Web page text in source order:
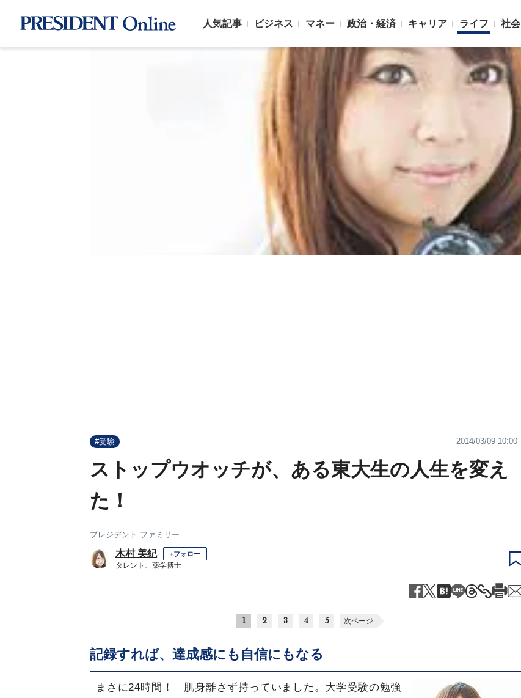
人気記事 ビジネス マネー 政治・経済 キャリア ライフ 社会
#受験 2014/03/09 10:00
ストップウオッチが、ある東大生の人生を変え
た！
プレジデント ファミリー
木村 美紀 +フォロー
タレント、薬学博士
1 2 3 4 5 次ページ
記録すれば、達成感にも自信にもなる
まさに24時間！ 肌身離さず持っていました。大学受験の勉強